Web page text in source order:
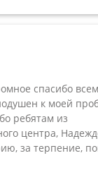
спасибо
к моей
ребятам из
центра,
за терпение,